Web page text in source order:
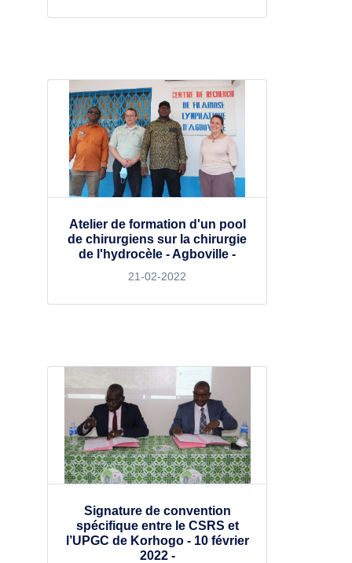
Atelier de formation d'un pool
de chirurgiens sur la chirurgie
de l'hydrocèle - Agboville -
21-02-2022
Signature de convention
spécifique entre le CSRS et
l’UPGC de Korhogo - 10 février
2022 -